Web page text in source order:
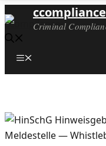
ccompliance
Criminal
Menü